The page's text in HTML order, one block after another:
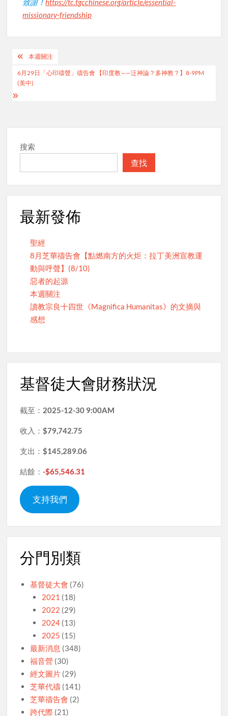
致謝！https://tc.tgcchinese.org/article/essential-
missionary-friendship
Post
navigation
本週關注
6月29日「心印禱聲」禱告會 【印度教——泛神論？多神教？】8-9PM
(美中)
搜索
查找
最新發佈
聖經
8月芝華禱告會【點燃南方的火炬：拉丁美洲宣教運
動與呼聲】(8/10)
惡者的起源
本週關注
讀教宗良十四世《Magnifica Humanitas》的文摘與
感想
基督徒大會財務狀況
截至： 2025-12-30 9:00AM
收入：$79,742.75
支出：$145,289.06
結餘：-$65,546.31
支持我們
分門別類
基督徒大會 (76)
2021 (18)
2022 (29)
2024(13)
2025 (15)
最新消息 (348)
福音營 (30)
經文圖片 (29)
芝華代禱 (141)
芝華禱告會 (2)
跨代際 (21)